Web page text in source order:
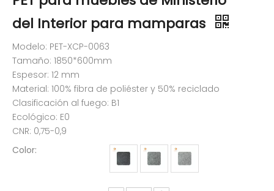
del Interior para mamparas
Modelo: PET-XCP-0063
Tamaño: 1850*600mm
Espesor: 12 mm
Material: 100% fibra de poliéster y 50% reciclado
Clasificación al fuego: B1
Ecológico: E0
CNR: 0,75-0,9
Color: